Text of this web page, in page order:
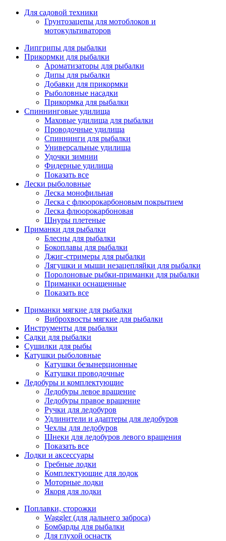
Для садовой техники
Грунтозацепы для мотоблоков и
мотокультиваторов
Липгрипы для рыбалки
Прикормки для рыбалки
Ароматизаторы для рыбалки
Дипы для рыбалки
Добавки для прикормки
Рыболовные насадки
Прикормка для рыбалки
Спиннинговые удилища
Маховые удилища для рыбалки
Проводочные удилища
Спиннинги для рыбалки
Универсальные удилища
Удочки зимнии
Фидерные удилища
Показать все
Лески рыболовные
Леска монофильная
Леска с флюорокарбоновым покрытием
Леска флюорокарбоновая
Шнуры плетеные
Приманки для рыбалки
Блесны для рыбалки
Бокоплавы для рыбалки
Джиг-стримеры для рыбалки
Лягушки и мыши незацепляйки для рыбалки
Поролоновые рыбки-приманки для рыбалки
Приманки оснащенные
Показать все
Приманки мягкие для рыбалки
Виброхвосты мягкие для рыбалки
Инструменты для рыбалки
Садки для рыбалки
Сушилки для рыбы
Катушки рыболовные
Катушки безынерционные
Катушки проводочные
Ледобуры и комплектующие
Ледобуры левое вращение
Ледобуры правое вращение
Ручки для ледобуров
Удлинители и адаптеры для ледобуров
Чехлы для ледобуров
Шнеки для ледобуров левого вращения
Показать все
Лодки и аксессуары
Гребные лодки
Комплектующие для лодок
Моторные лодки
Якоря для лодки
Поплавки, сторожки
Waggler (для дальнего заброса)
Бомбарды для рыбалки
Для глухой оснастк